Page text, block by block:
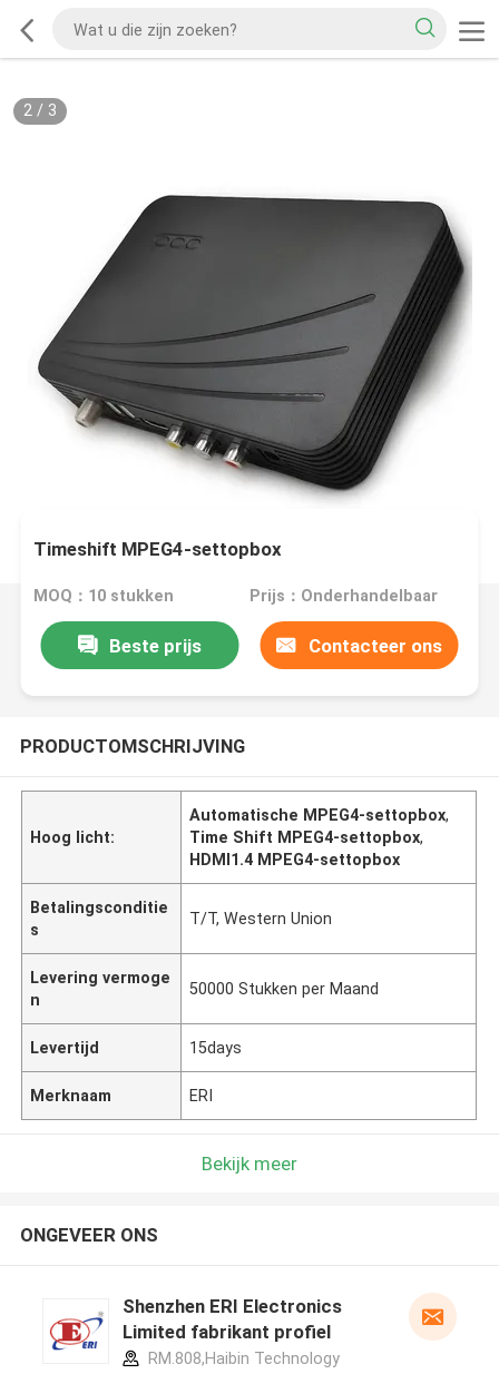
2/ 3
Timeshift MPEG4-settopbox
MOQ：10 stukken Prijs：Onderhandelbaar
Beste prijs Contacteer ons
PRODUCTOMSCHRIJVING
Hoog licht:
Automatische MPEG4-settopbox,
Time Shift MPEG4-settopbox,
HDMI1.4 MPEG4-settopbox
Betalingsconditie
s
T/T, Western Union
Levering vermoge
n
50000 Stukken per Maand
Levertijd 15days
Merknaam ERI
Bekijk meer
ONGEVEER ONS
Shenzhen ERI Electronics
Limited fabrikant profiel
RM.808,Haibin Technology